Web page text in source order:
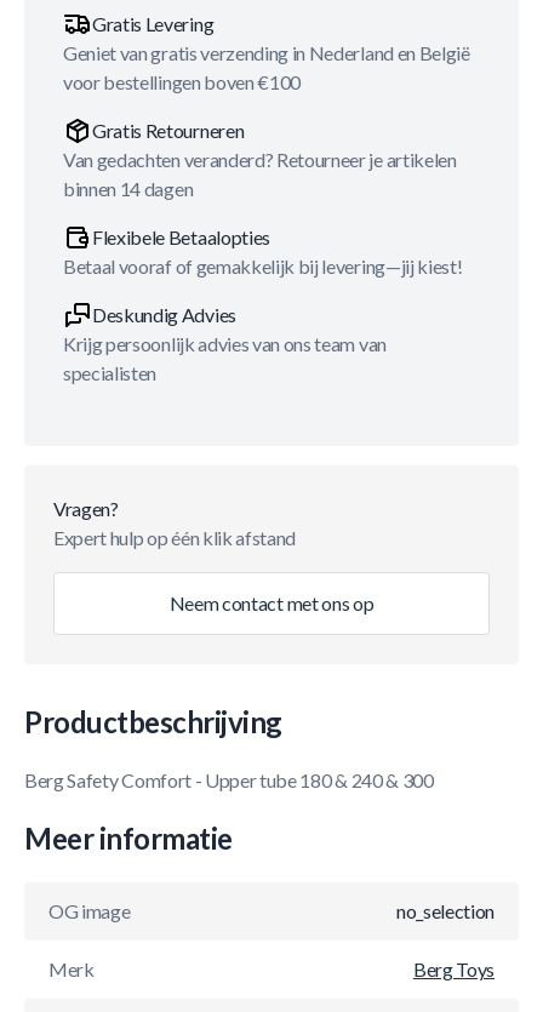
Gratis Levering
Geniet van gratis verzending in Nederland en België
voor bestellingen boven €100
Gratis Retourneren
Van gedachten veranderd? Retourneer je artikelen
binnen 14 dagen
Flexibele Betaalopties
Betaal vooraf of gemakkelijk bij levering—jij kiest!
Deskundig Advies
Krijg persoonlijk advies van ons team van
specialisten
Vragen?
Expert hulp op één klik afstand
Neem contact met ons op
Productbeschrijving
Berg Safety Comfort - Upper tube 180 & 240 & 300
Meer informatie
OG image no_selection
Merk Berg Toys